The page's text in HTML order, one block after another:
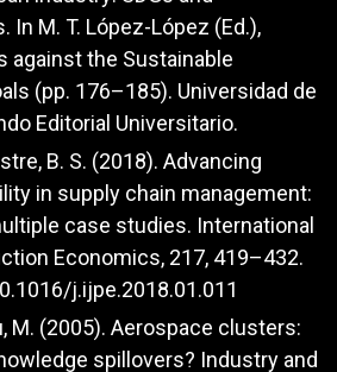
M. T. López-López (Ed.),
against the Sustainable
(pp. 176–185). Universidad de
Editorial Universitario.
B. S. (2018). Advancing
in supply chain management:
case studies. International
Economics, 217, 419–432.
j.ijpe.2018.01.011
M. (2005). Aerospace clusters:
spillovers? Industry and